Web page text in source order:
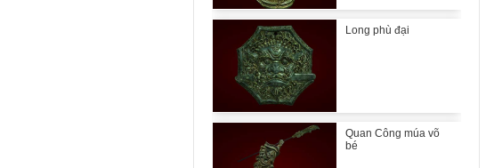
Long phù đại
Quan Công múa võ
bé